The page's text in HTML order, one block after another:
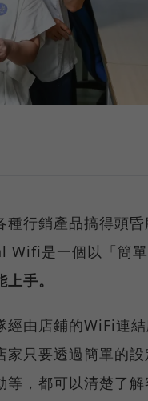
種行銷產品搞得頭
Wifi是一個以「簡
手。
經由店鋪的WiFi連
家只要透過簡單的
，都可以清楚了